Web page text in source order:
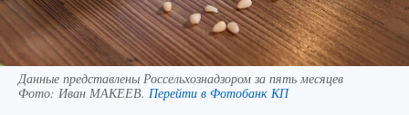
Данные представлены Россельхознадзором за пять месяцев
Фото: Иван МАКЕЕВ. Перейти в Фотобанк КП